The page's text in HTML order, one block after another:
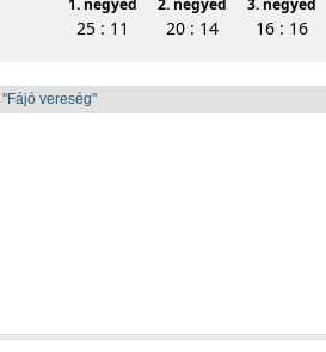
1. negyed 2. negyed 3. negyed
25 : 11 20 : 14 16 : 16
Fájó vereség